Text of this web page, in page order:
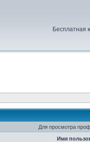
Бесплатная
Для просмотра
Имя